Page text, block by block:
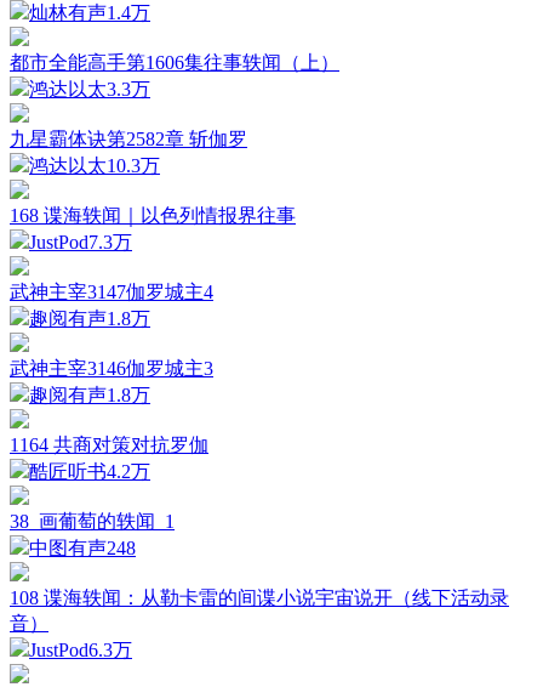
灿林有声1.4万
都市全能高手第1606集往事轶闻（上）
鸿达以太3.3万
九星霸体诀第2582章 斩伽罗
鸿达以太10.3万
168 谍海轶闻｜以色列情报界往事
JustPod7.3万
武神主宰3147伽罗城主4
趣阅有声1.8万
武神主宰3146伽罗城主3
趣阅有声1.8万
1164 共商对策对抗罗伽
酷匠听书4.2万
38_画葡萄的轶闻_1
中图有声248
108 谍海轶闻：从勒卡雷的间谍小说宇宙说开（线下活动录
音）
JustPod6.3万